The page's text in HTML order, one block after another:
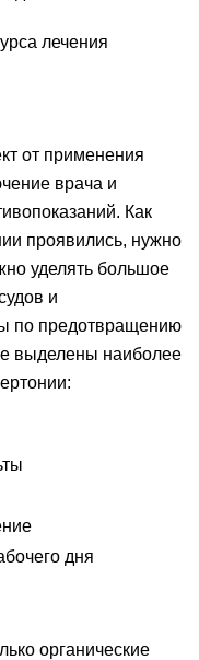
лечения
от применения
врача и
Как
проявились, нужно
уделять большое
и
по предотвращению
выделены наиболее
дня
органические